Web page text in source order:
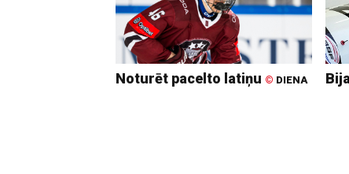
Noturēt pacelto latiņu © DIENA